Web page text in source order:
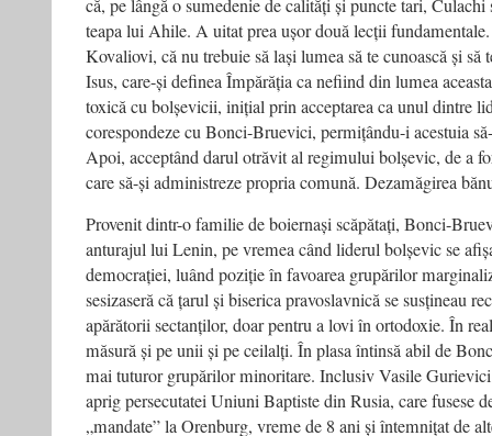
că, pe lângă o sumedenie de calități și puncte tari,
teapa lui Ahile. A uitat prea ușor două lecții
Kovaliovi, că nu trebuie să lași lumea să te cunoască și să
Isus, care-și definea Împărăția ca nefiind din lumea
toxică cu bolșevicii, inițial prin acceptarea ca unul dintre
corespondeze cu Bonci-Bruevici, permițându-i acestuia
Apoi, acceptând darul otrăvit al regimului bolșevic, de a
care să-și administreze propria comună. Dezamăgirea
Provenit dintr-o familie de boiernași scăpătați, Bonci-
anturajul lui Lenin, pe vremea când liderul bolșevic se
democrației, luând poziție în favoarea grupărilor
sesizaseră că țarul și biserica pravoslavnică se susțineau
apărătorii sectanților, doar pentru a lovi în ortodoxie. În
măsură și pe unii și pe ceilalți. În plasa întinsă abil de
mai tuturor grupărilor minoritare. Inclusiv Vasile
aprig persecutatei Uniuni Baptiste din Rusia, care fusese
„mandate” la Orenburg, vreme de 8 ani și întemnițat de